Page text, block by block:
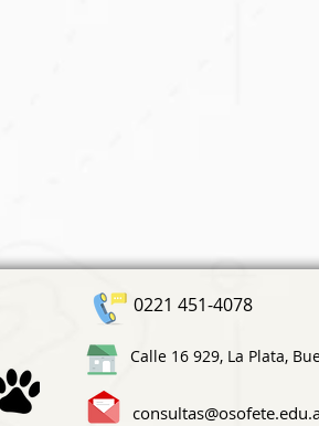
0221 451-4078
Calle 16 929, La Plata,